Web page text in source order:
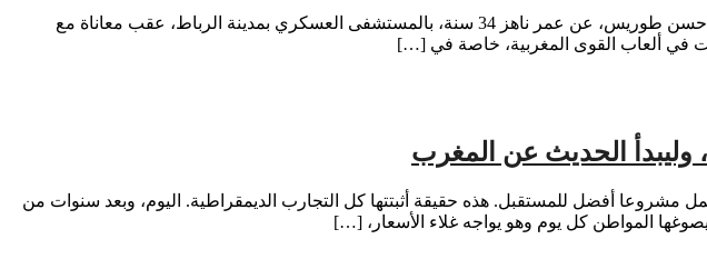
بقلم: دكتور عصام أعمر خيّم الحزن على الأسرة الرياضية المغربية بعد الإعلان عن وفاة العداء المغربي الدولي حسن طوريس، عن عمر ناهز 34 سنة، بالمستشفى العسكري بمدينة الرباط، عقب معاناة مع
في ألعاب القوى المغربية، خاصة في […]
وليبدأ الحديث عن المغرب
تحمل مشروعا أفضل للمستقبل. هذه حقيقة أثبتتها كل التجارب الديمقراطية. اليوم، وبعد سنوات من
المواطن كل يوم وهو يواجه غلاء الأسعار، […]